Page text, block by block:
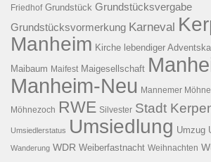
Friedhof Grundstück Grundstücksvergabe
Grundstücksvormerkung Karneval
Manheim Kirche lebendiger
Maibaum Maifest Maigesellschaft
Manheim-Neu Mannemer Möhne
Möhnezoch RWE Silvester Stadt
Umsiedlerstatus Umsiedlung Umzug
Wanderung WDR Weiberfastnacht Weihnachten